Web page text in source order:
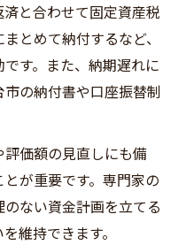
と合わせて固定資産税
とめて納付するなど、
す。また、納期遅れに
の納付書や口座振替制
価額の見直しにも備
が重要です。専門家の
ない資金計画を立てる
維持できます。